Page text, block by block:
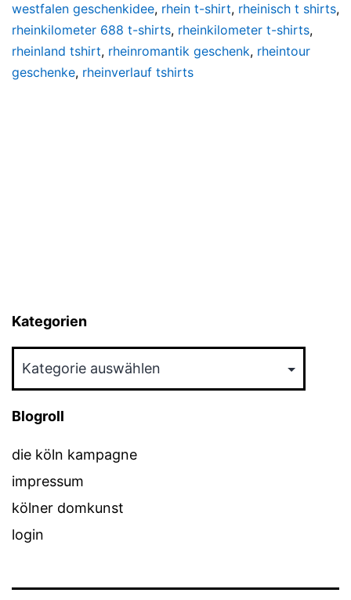
westfalen geschenkidee, rhein t-shirt, rheinisch t shirts,
rheinkilometer 688 t-shirts, rheinkilometer t-shirts,
rheinland tshirt, rheinromantik geschenk, rheintour
geschenke, rheinverlauf tshirts
Kategorien
Blogroll
die köln kampagne
impressum
kölner domkunst
login